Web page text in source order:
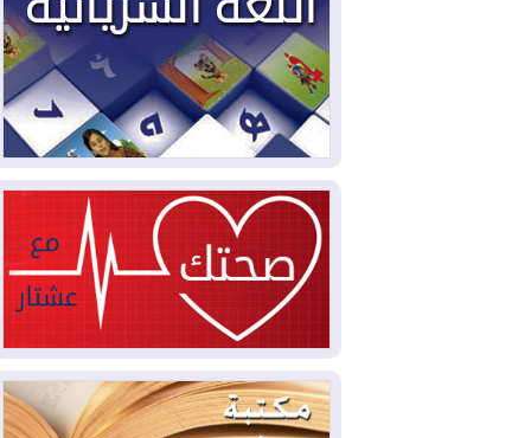
2026-08-02دمشق وعمّان تحذران بغداد:
أي هجوم من أراضي العراق سيواجه برد
2026-08-02ترامب: الولايات المتحدة
وإسرائيل تعلقان شن ضربات على إيران
2026-08-01تقرير: الولايات المتحدة تسحب
منظومة باتريوت الدفاعية من أربيل
2026-08-01النفط: اتفاقية ثلاثية لاستئناف
التصدير عبر جيهان بطاقة 750 ألف برميل
2026-08-01"في أقرب وقت ممكن".. إدارة
ترامب تخطط لشن ضربات جديدة على إيران